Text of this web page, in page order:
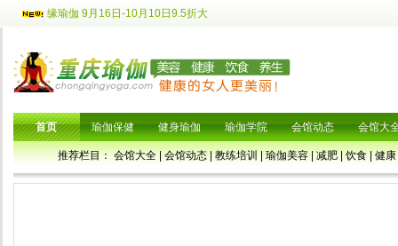
缘瑜伽 9月16日-10月10日9.5折大
首页
推荐栏目：会馆大全|会馆动态|教练培训|瑜伽美容|减肥|饮食|健康
瑜伽保健 健身瑜伽 瑜伽学院 会馆动态 会馆大